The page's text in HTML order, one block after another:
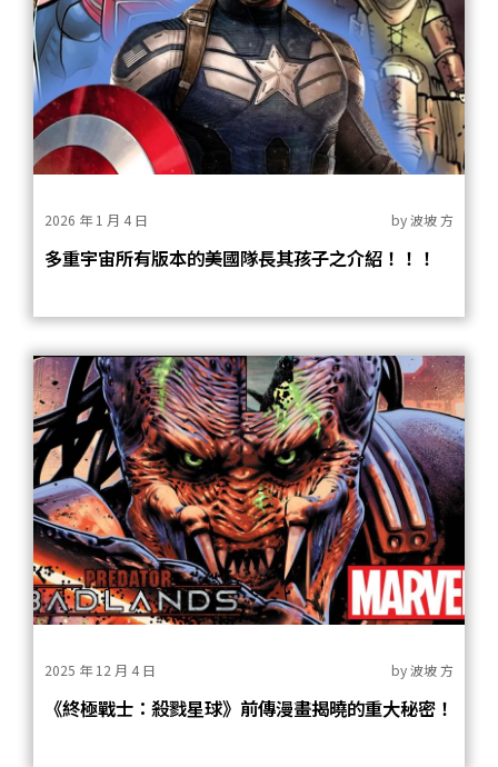
2026 年 1 月 4 日 by波坡 方
多重宇宙所有版本的美國隊長其孩子之介紹！！！
2025 年 12 月 4 日 by波坡 方
《終極戰士：殺戮星球》前傳漫畫揭曉的重大秘密！